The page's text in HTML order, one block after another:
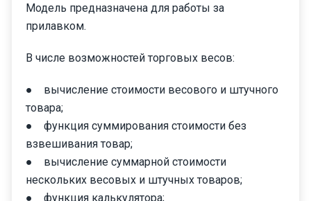
Модель предназначена для работы за
прилавком.
В числе возможностей торговых весов:
● вычисление стоимости весового и штучного
товара;
● функция суммирования стоимости без
взвешивания товар;
● вычисление суммарной стоимости
нескольких весовых и штучных товаров;
● функция калькулятора;